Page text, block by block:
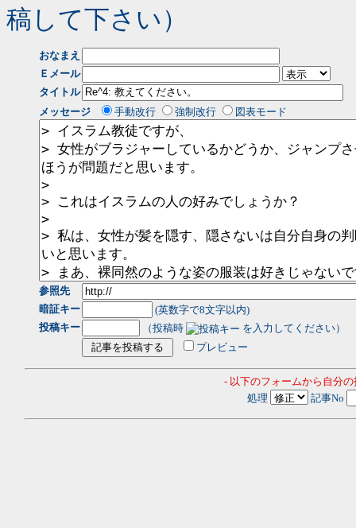
稿して下さい）
おなまえ
Ｅメール
タイトル
メッセージ
手動改行 強制改行 図表モード
参照先
暗証キー
(英数字で8文字以内)
投稿キー
（投稿時
を入力してください）
プレビュー
- 以下のフォームから自分
処理
記事No